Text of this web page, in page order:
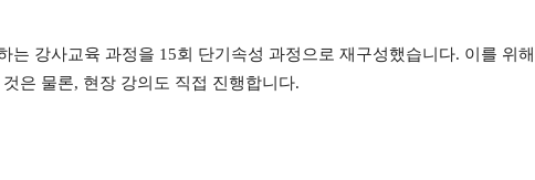
는 강사교육 과정을 15회 단기속성 과정으로 재구성했습니다. 이를 위
은 물론, 현장 강의도 직접 진행합니다.